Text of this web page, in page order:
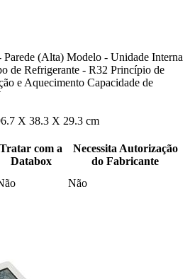
(Alta) Modelo - Unidade Interna
de Refrigerante - R32 Princípio de
e Aquecimento Capacidade de
X 38.3 X 29.3 cm
Tratar com a
Databox
Necessita Autorização
do Fabricante
Não